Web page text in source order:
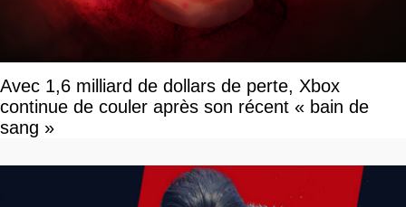
Avec 1,6 milliard de dollars de perte, Xbox
continue de couler après son récent « bain de
sang »